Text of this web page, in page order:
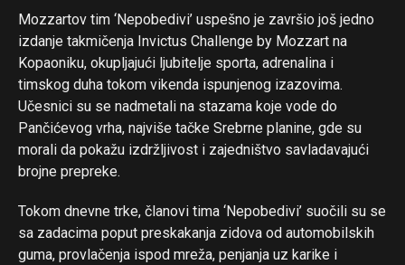
Mozzartov tim ‘Nepobedivi’ uspešno je završio još jedno
izdanje takmičenja Invictus Challenge by Mozzart na
Kopaoniku, okupljajući ljubitelje sporta, adrenalina i
timskog duha tokom vikenda ispunjenog izazovima.
Učesnici su se nadmetali na stazama koje vode do
Pančićevog vrha, najviše tačke Srebrne planine, gde su
morali da pokažu izdržljivost i zajedništvo savladavajući
brojne prepreke.
Tokom dnevne trke, članovi tima ‘Nepobedivi’ suočili su se
sa zadacima poput preskakanja zidova od automobilskih
guma, provlačenja ispod mreža, penjanja uz karike i